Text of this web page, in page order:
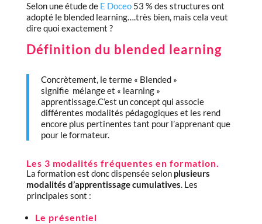
Selon une étude de E Doceo53 % des structures ont
adopté le blended learning….très bien, mais cela veut
dire quoi exactement ?
Définition du blended learning
Concrètement, le terme « Blended »
signifie mélange et « learning »
apprentissage.C’est un concept qui associe
différentes modalités pédagogiques et les rend
encore plus pertinentes tant pour l’apprenant que
pour le formateur.
Les 3 modalités fréquentes en formation.
La formation est donc dispensée selon plusieurs
modalités d’apprentissage cumulatives. Les
principales sont :
Le présentiel